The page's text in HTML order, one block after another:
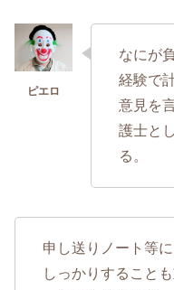
なにが
経験で
意見を
護士と
る。
申し送りノート等
しっかりすること